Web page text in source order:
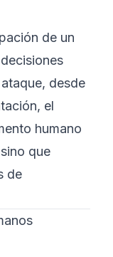
de un
desde
el
humano
que
de